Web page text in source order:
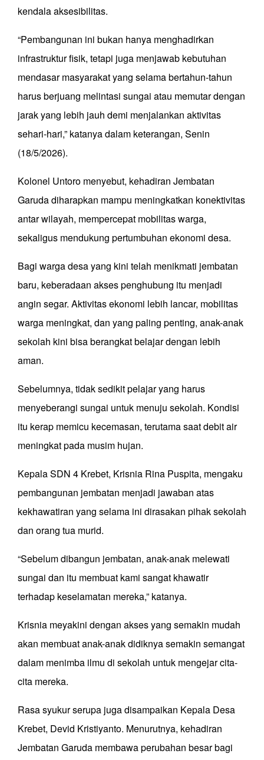
kendala aksesibilitas.
“Pembangunan ini bukan hanya menghadirkan
infrastruktur fisik, tetapi juga menjawab kebutuhan
mendasar masyarakat yang selama bertahun-tahun
harus berjuang melintasi sungai atau memutar dengan
jarak yang lebih jauh demi menjalankan aktivitas
sehari-hari,” katanya dalam keterangan, Senin
(18/5/2026).
Kolonel Untoro menyebut, kehadiran Jembatan
Garuda diharapkan mampu meningkatkan konektivitas
antar wilayah, mempercepat mobilitas warga,
sekaligus mendukung pertumbuhan ekonomi desa.
Bagi warga desa yang kini telah menikmati jembatan
baru, keberadaan akses penghubung itu menjadi
angin segar. Aktivitas ekonomi lebih lancar, mobilitas
warga meningkat, dan yang paling penting, anak-anak
sekolah kini bisa berangkat belajar dengan lebih
aman.
Sebelumnya, tidak sedikit pelajar yang harus
menyeberangi sungai untuk menuju sekolah. Kondisi
itu kerap memicu kecemasan, terutama saat debit air
meningkat pada musim hujan.
Kepala SDN 4 Krebet, Krisnia Rina Puspita, mengaku
pembangunan jembatan menjadi jawaban atas
kekhawatiran yang selama ini dirasakan pihak sekolah
dan orang tua murid.
“Sebelum dibangun jembatan, anak-anak melewati
sungai dan itu membuat kami sangat khawatir
terhadap keselamatan mereka,” katanya.
Krisnia meyakini dengan akses yang semakin mudah
akan membuat anak-anak didiknya semakin semangat
dalam menimba ilmu di sekolah untuk mengejar cita-
cita mereka.
Rasa syukur serupa juga disampaikan Kepala Desa
Krebet, Devid Kristiyanto. Menurutnya, kehadiran
Jembatan Garuda membawa perubahan besar bagi